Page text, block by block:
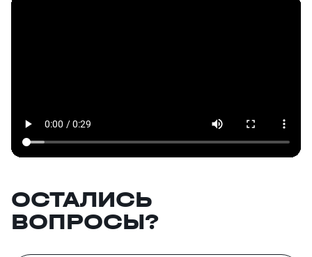
ОСТАЛИСЬ
ВОПРОСЫ?